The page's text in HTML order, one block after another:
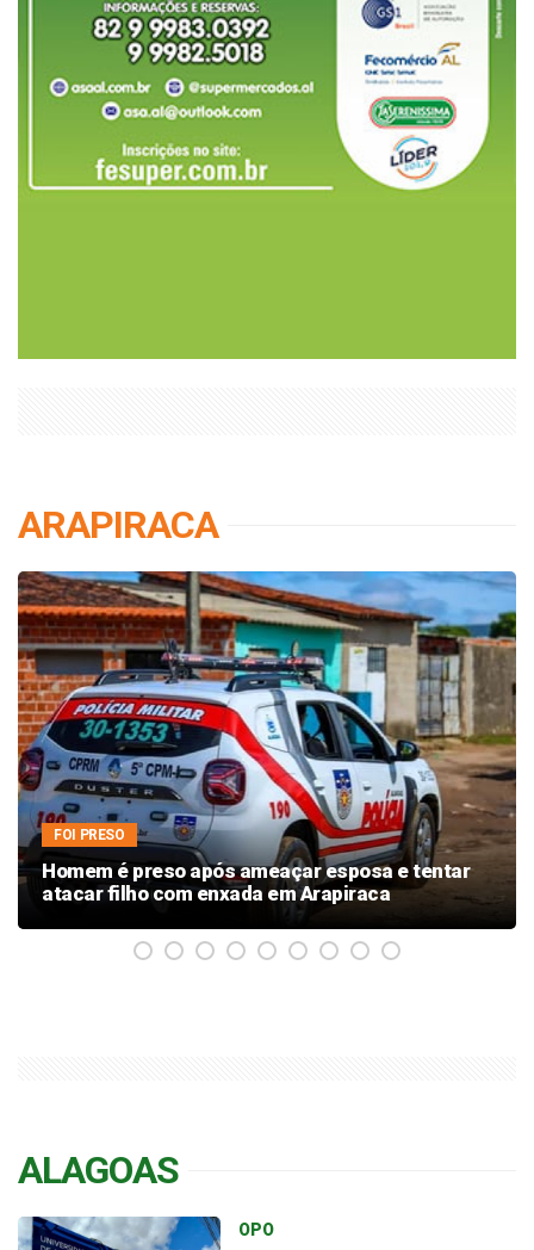
ARAPIRACA
EDITAL
Prefeitura lança edital para eleição do Conselho
Municipal de Segurança Alimentar e Nutricional
ALAGOAS
OPO